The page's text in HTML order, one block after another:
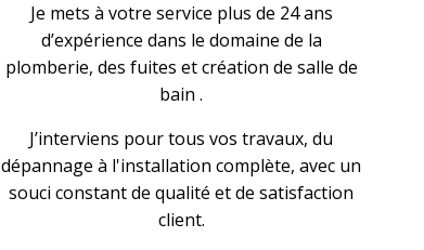
Je mets à votre service plus de 24 ans
d’expérience dans le domaine de la
plomberie, des fuites et création de salle de
bain .
J’interviens pour tous vos travaux, du
dépannage à l'installation complète, avec un
souci constant de qualité et de satisfaction
client.